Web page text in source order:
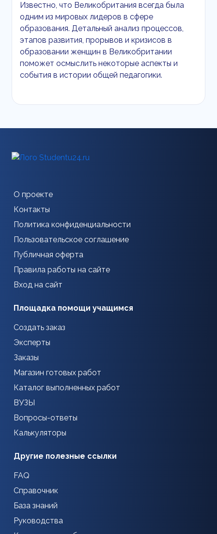
Известно, что Великобритания всегда была
одним из мировых лидеров в сфере
образования. Детальный анализ процессов,
этапов развития, прорывов и кризисов в
образовании женщин в Великобритании
поможет осмыслить некоторые аспекты и
события в истории общей педагогики.
О проекте
Контакты
Политика конфиденциальности
Пользовательское соглашение
Публичная оферта
Правила работы на сайте
Вход на сайт
Площадка помощи учащимся
Создать заказ
Эксперты
Заказы
Магазин готовых работ
Каталог выполненных работ
ВУЗЫ
Вопросы-ответы
Калькуляторы
Другие полезные ссылки
FAQ
Справочник
База знаний
Руководства